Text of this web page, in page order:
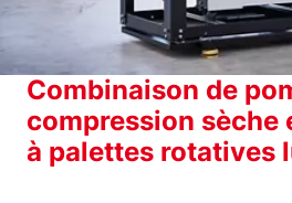
Combinaison de
compression sèche
à palettes rotatives